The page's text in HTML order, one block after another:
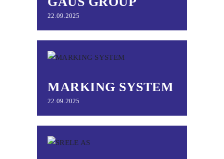
22.09.2025
MARKING SYSTEM
22.09.2025